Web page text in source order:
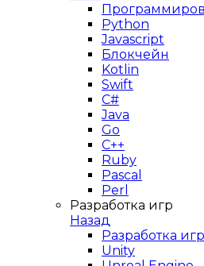
Python
Javascript
Блокчейн
Kotlin
Swift
C#
Java
Go
C++
Ruby
Pascal
Perl
Разработка игр
Назад
Разработка
Unity